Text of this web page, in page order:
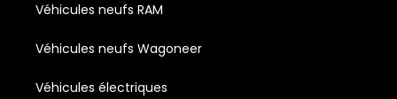
Véhicules neufs RAM
Véhicules neufs Wagoneer
Véhicules électriques